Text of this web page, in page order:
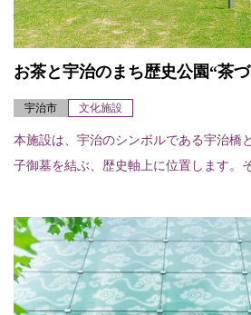
お茶と宇治のまち歴史公園“茶
宇治市 文化施設
本施設は、宇治のシンボルである宇治橋
子御墓を結ぶ、歴史軸上に位置します。
は、宇治の時の流れを...